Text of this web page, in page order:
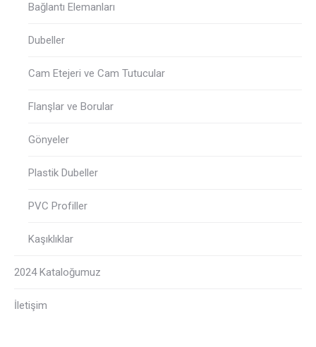
Bağlantı Elemanları
Dubeller
Cam Etejeri ve Cam Tutucular
Flanşlar ve Borular
Gönyeler
Plastik Dubeller
PVC Profiller
Kaşıklıklar
2024 Kataloğumuz
İletişim